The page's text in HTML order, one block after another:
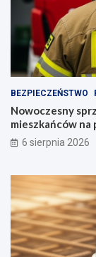
BEZPIECZEŃSTWO
Nowoczesny
mieszkańców na
6 sierpnia 2026